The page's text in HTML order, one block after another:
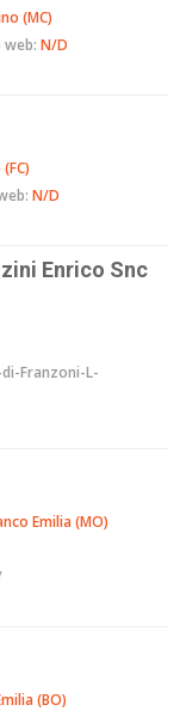
(MC)
web: N/D
N/D
Enrico Snc
Franzoni-L-
Emilia (MO)
(BO)